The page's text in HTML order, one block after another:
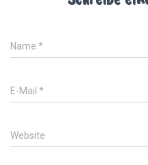
Name *
E-Mail *
Website